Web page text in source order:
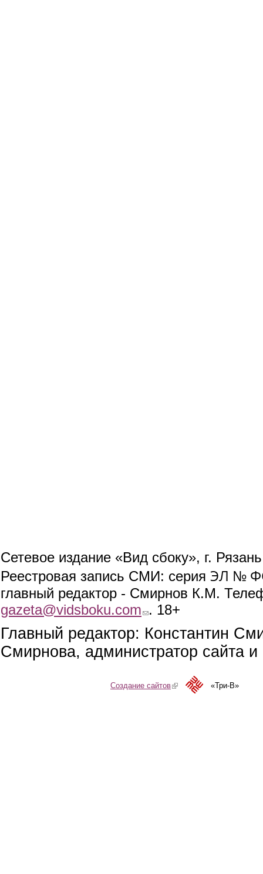
Сетевое издание «Вид сбоку», г.
Реестровая запись СМИ: серия ЭЛ №
главный редактор - Смирнов К.М.
gazeta@vidsboku.com (link sends e-mail)
. 18+
Главный редактор: Константин
Смирнова, администратор сайта
Создание сайтов(link is external)«Три-В»